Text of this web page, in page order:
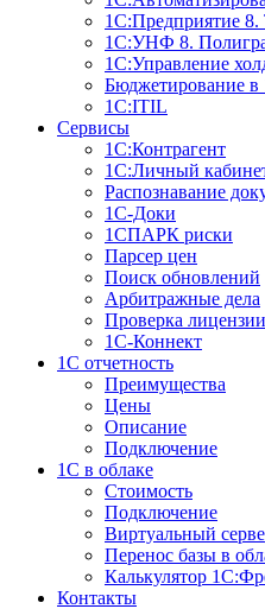
1С:Предприятие 8.
1С:УНФ 8.
1С:Управление
Бюджетирование
1С:ITIL
Сервисы
1C:Контрагент
1С:Личный
Распознавание
1С-Доки
1CПАРК риски
Парсер цен
Поиск обновлений
Арбитражные дела
Проверка
1С-Коннект
1C отчетность
Преимущества
Цены
Описание
Подключение
1С в облаке
Стоимость
Подключение
Виртуальный
Перенос базы в
Калькулятор
Контакты